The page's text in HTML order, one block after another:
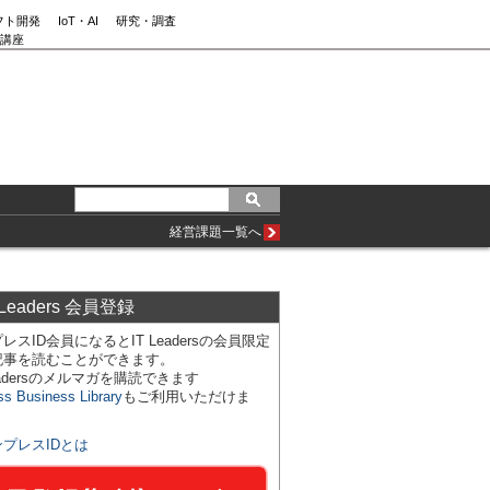
ト開発 IoT・AI
研究・調査
座
経営課題一覧へ
会員登録
スID会員になるとIT Leadersの会員限定
を読むことができます。
のメルマガを購読できます
Business Libraryもご利用いただけま
プレスIDとは